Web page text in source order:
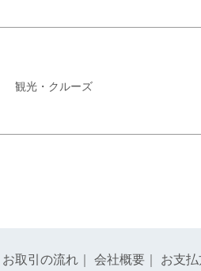
観光・クルーズ
お取引の流れ 会社概要 お支